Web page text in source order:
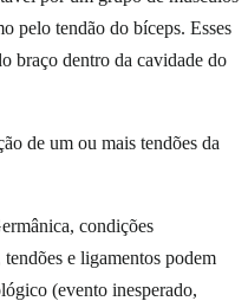
pelo tendão do bíceps. Esses
braço dentro da cavidade do
de um ou mais tendões da
condições
e ligamentos podem
(evento inesperado,